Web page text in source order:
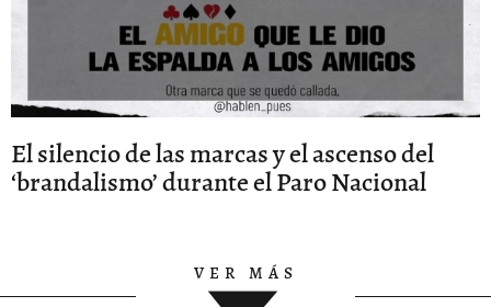
El silencio de las marcas y el ascenso del
‘brandalismo’ durante el Paro Nacional
VER MÁS